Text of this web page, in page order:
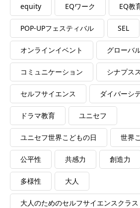
equity EQワーク EQ教
POP-UPフェスティバル SEL
オンラインイベント グローバ
コミュニケーション シナプス
セルフサイエンス ダイバーシ
ドラマ教育 ユニセフ
ユニセフ世界こどもの日 世界
公平性 共感力 創造力
多様性 大人
大人のためのセルフサイエンスクラス